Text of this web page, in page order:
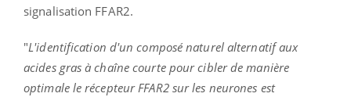
signalisation FFAR2.
"L'identification d'un composé naturel alternatif aux
acides gras à chaîne courte pour cibler de manière
optimale le récepteur FFAR2 sur les neurones est